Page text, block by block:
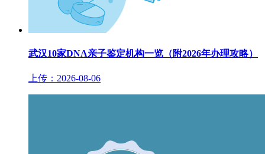
武汉10家DNA亲子鉴定机构一览（附2026年办理攻略）
上传：2026-08-06